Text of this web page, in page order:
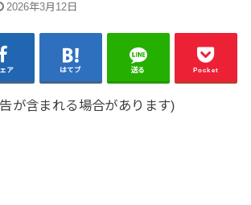
2026年3月12日
ア はてブ 送る Pocket
が含まれる場合があります)